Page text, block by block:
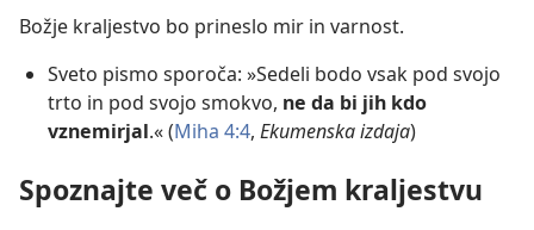
Božje kraljestvo bo prineslo mir in varnost.
Sveto pismo sporoča: »Sedeli bodo vsak pod svojo
trto in pod svojo smokvo, ne da bi jih kdo
vznemirjal.« (Miha 4:4, Ekumenska izdaja)
Spoznajte več o Božjem kraljestvu